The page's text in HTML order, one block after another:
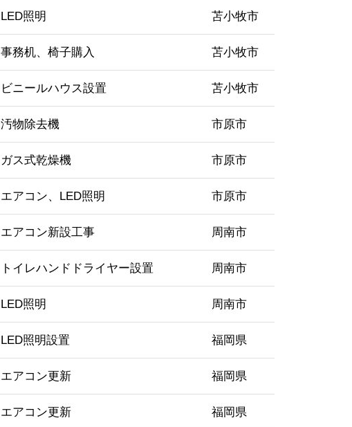
LED照明 苫小牧市
事務机、椅子購入 苫小牧市
ビニールハウス設置 苫小牧市
汚物除去機 市原市
ガス式乾燥機 市原市
エアコン、LED照明 市原市
エアコン新設工事 周南市
トイレハンドドライヤー設置 周南市
LED照明 周南市
LED照明設置 福岡県
エアコン更新 福岡県
エアコン更新 福岡県